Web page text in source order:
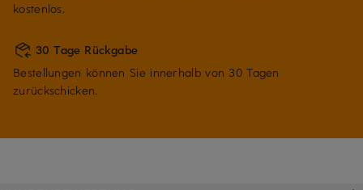
kostenlos.
30 Tage Rückgabe
Bestellungen können Sie innerhalb von 30 Tagen
zurückschicken.